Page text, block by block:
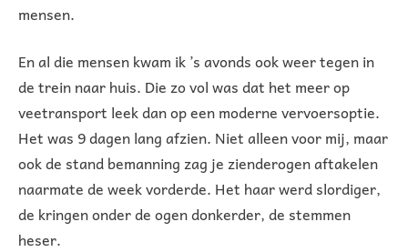
mensen.
En al die mensen kwam ik ’s avonds ook weer tegen in
de trein naar huis. Die zo vol was dat het meer op
veetransport leek dan op een moderne vervoersoptie.
Het was 9 dagen lang afzien. Niet alleen voor mij, maar
ook de stand bemanning zag je zienderogen aftakelen
naarmate de week vorderde. Het haar werd slordiger,
de kringen onder de ogen donkerder, de stemmen
heser.